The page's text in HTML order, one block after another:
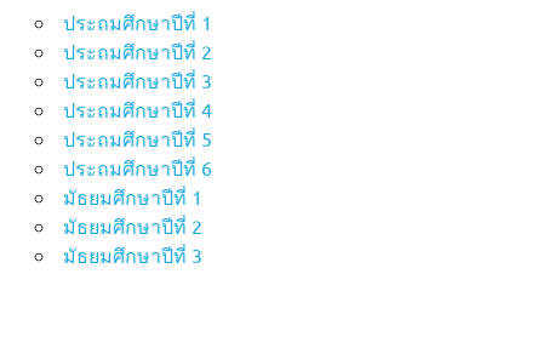
ประถมศึกษาปีที่ 1
ประถมศึกษาปีที่ 2
ประถมศึกษาปีที่ 3
ประถมศึกษาปีที่ 4
ประถมศึกษาปีที่ 5
ประถมศึกษาปีที่ 6
มัธยมศึกษาปีที่ 1
มัธยมศึกษาปีที่ 2
มัธยมศึกษาปีที่ 3